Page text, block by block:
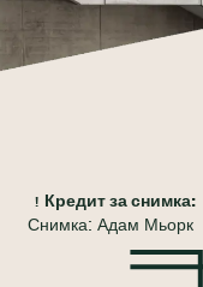
Кредит за снимка:
Снимка: Адам Мьорк